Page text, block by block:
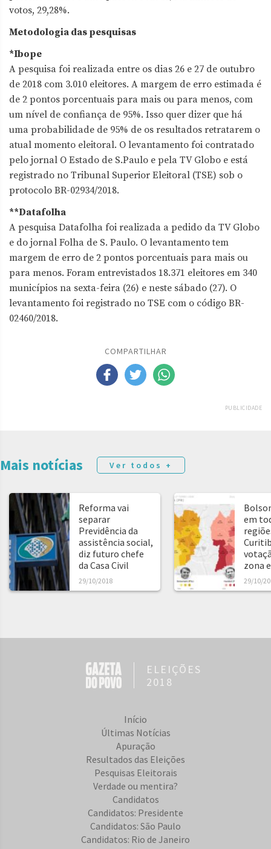
votos, 29,28%.
Metodologia das pesquisas
*Ibope
A pesquisa foi realizada entre os dias 26 e 27 de outubro
de 2018 com 3.010 eleitores. A margem de erro estimada é
de 2 pontos porcentuais para mais ou para menos, com
um nível de confiança de 95%. Isso quer dizer que há
uma probabilidade de 95% de os resultados retratarem o
atual momento eleitoral. O levantamento foi contratado
pelo jornal O Estado de S.Paulo e pela TV Globo e está
registrado no Tribunal Superior Eleitoral (TSE) sob o
protocolo BR-02934/2018.
**Datafolha
A pesquisa Datafolha foi realizada a pedido da TV Globo
e do jornal Folha de S. Paulo. O levantamento tem
margem de erro de 2 pontos porcentuais para mais ou
para menos. Foram entrevistados 18.371 eleitores em 340
municípios na sexta-feira (26) e neste sábado (27). O
levantamento foi registrado no TSE com o código BR-
02460/2018.
COMPARTILHAR
PUBLICIDADE
Mais notícias Ver todos +
Reforma vai
separar
Previdência da
assistência social,
diz futuro chefe
da Casa Civil
29/10/2018
em
zona
29/10/
ELEIÇÕES
2018
Início
Últimas Notícias
Apuração
Resultados das Eleições
Pesquisas Eleitorais
Verdade ou mentira?
Candidatos
Candidatos: Presidente
Candidatos: São Paulo
Candidatos: Rio de Janeiro